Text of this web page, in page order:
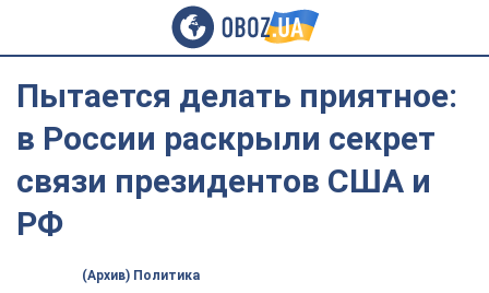
Пытается делать приятное:
в России раскрыли секрет
связи президентов США и
РФ
(Архив) Политика